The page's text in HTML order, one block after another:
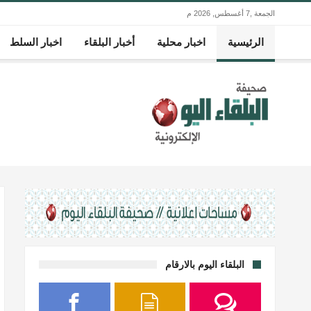
الجمعة ,7 أغسطس, 2026 م
الرئيسية اخبار محلية أخبار البلقاء اخبار السلط
البلقاء اليوم بالارقام